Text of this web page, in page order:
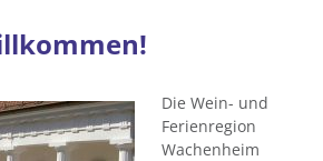
Die Wein- und
Ferienregion
Wachenheim